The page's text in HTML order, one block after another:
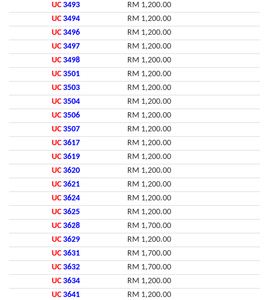
UC 3493
RM 1,200.00
UC 3494
RM 1,200.00
UC 3496
RM 1,200.00
UC 3497
RM 1,200.00
UC 3498
RM 1,200.00
UC 3501
RM 1,200.00
UC 3503
RM 1,200.00
UC 3504
RM 1,200.00
UC 3506
RM 1,200.00
UC 3507
RM 1,200.00
UC 3617
RM 1,200.00
UC 3619
RM 1,200.00
UC 3620
RM 1,200.00
UC 3621
RM 1,200.00
UC 3624
RM 1,200.00
UC 3625
RM 1,200.00
UC 3628
RM 1,700.00
UC 3629
RM 1,200.00
UC 3631
RM 1,700.00
UC 3632
RM 1,700.00
UC 3634
RM 1,200.00
UC 3641
RM 1,200.00